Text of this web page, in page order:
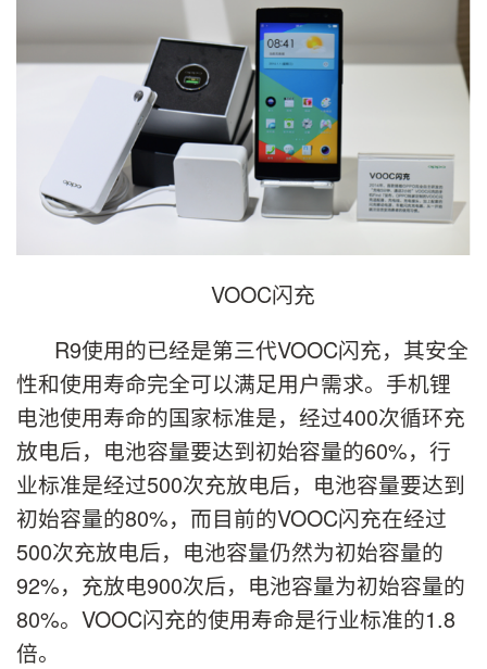
VOOC闪充
R9使用的已经是第三代VOOC闪充，其安全
性和使用寿命完全可以满足用户需求。手机锂
电池使用寿命的国家标准是，经过400次循环充
放电后，电池容量要达到初始容量的60%，行
业标准是经过500次充放电后，电池容量要达到
初始容量的80%，而目前的VOOC闪充在经过
500次充放电后，电池容量仍然为初始容量的
92%，充放电900次后，电池容量为初始容量的
80%。VOOC闪充的使用寿命是行业标准的1.8
倍。